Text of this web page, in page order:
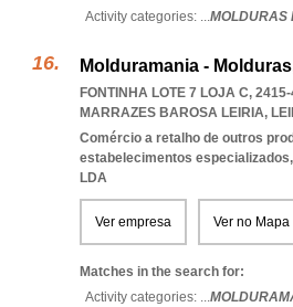
Activity categories: ...MOLDURAS
Molduramania -
FONTINHA LOTE 7 LOJA C,
MARRAZES BAROSA LEIRIA,
Comércio a retalho de outros
estabelecimentos
LDA
Ver empresa Ver no Mapa
Matches in the search for:
Activity categories: ...